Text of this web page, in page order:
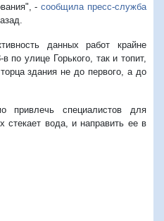
-сообщила пресс-служба
данных работ крайне
по улице Горького, так и топит,
здания не до первого, а до
привлечь специалистов для
стекает вода, и направить ее в